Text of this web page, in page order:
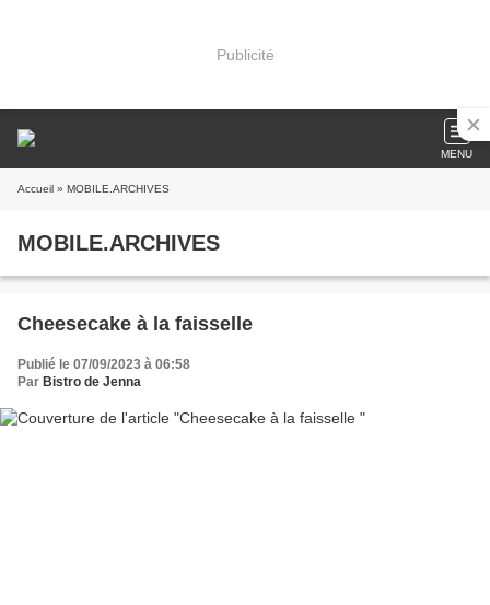
Publicité
MENU
Accueil » MOBILE.ARCHIVES
MOBILE.ARCHIVES
Cheesecake à la faisselle
Publié le 07/09/2023 à 06:58
Par Bistro de Jenna